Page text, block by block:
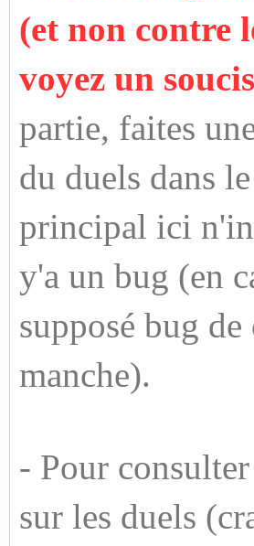
(et non contre
voyez un
partie, faites
du duels dans
principal ici
y'a un bug (en
supposé bug
manche).
- Pour
sur les duels